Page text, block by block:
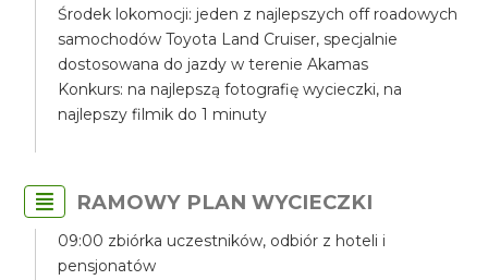
Środek lokomocji: jeden z najlepszych off roadowych
samochodów Toyota Land Cruiser, specjalnie
dostosowana do jazdy w terenie Akamas
Konkurs: na najlepszą fotografię wycieczki, na
najlepszy filmik do 1 minuty
RAMOWY PLAN WYCIECZKI
09:00 zbiórka uczestników, odbiór z hoteli i
pensjonatów